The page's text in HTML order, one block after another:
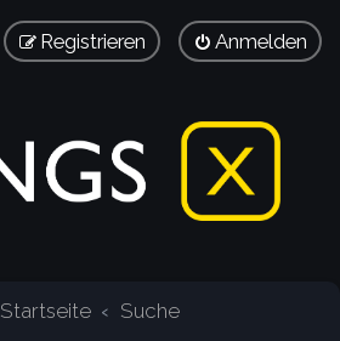
Anmelden
Registrieren
Startseite Suche